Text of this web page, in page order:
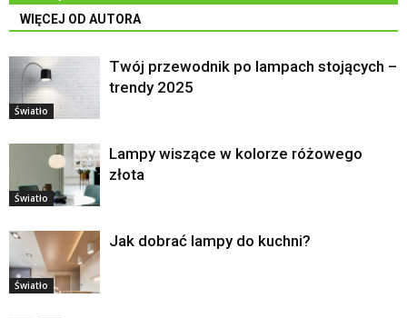
WIĘCEJ OD AUTORA
Światło
Twój przewodnik po lampach stojących –
trendy 2025
Światło
Lampy wiszące w kolorze różowego
złota
Światło
Jak dobrać lampy do kuchni?